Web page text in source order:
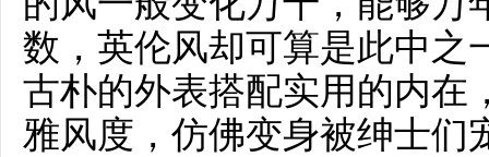
数，英伦风却可算是此中之
古朴的外表搭配实用的内在
雅风度，仿佛变身被绅士们